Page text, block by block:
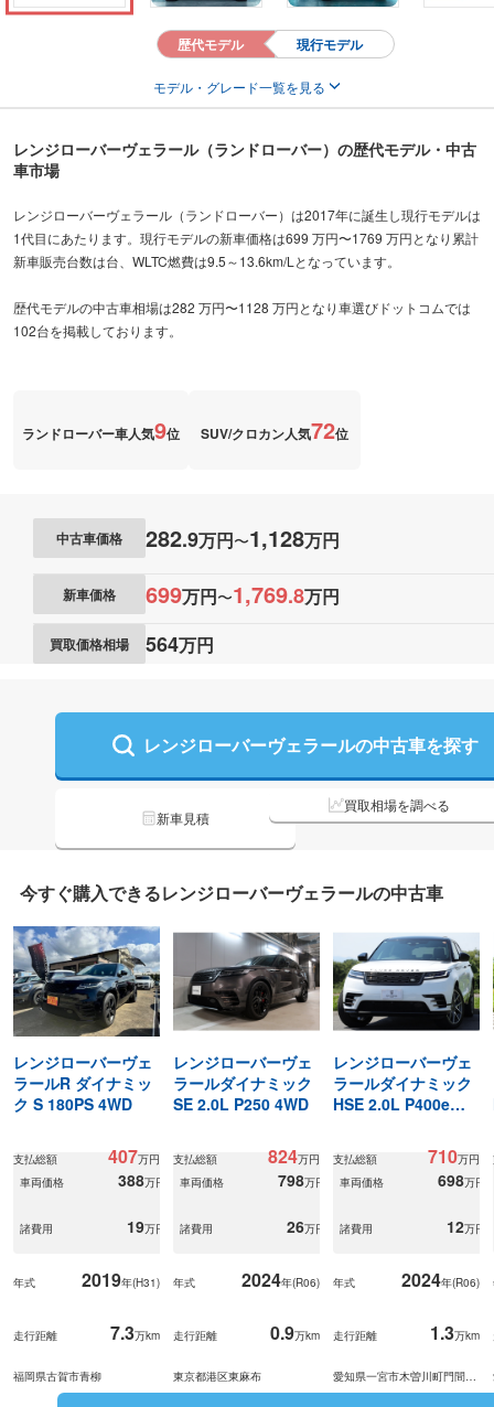
歴代モデル 現行モデル
モデル・グレード一覧を見る
レンジローバーヴェラール（ランドローバー）の歴代モデル・中古
車市場
レンジローバーヴェラール（ランドローバー）は2017年に誕生し現行モデルは
1代目にあたります。現行モデルの新車価格は699 万円〜1769 万円となり累計
新車販売台数は台、WLTC燃費は9.5～13.6km/Lとなっています。
歴代モデルの中古車相場は282 万円〜1128 万円となり車選びドットコムでは
102台を掲載しております。
ランドローバー車人気9位 SUV/クロカン人気72位
中古車価格 282.9万円〜1,128万円
新車価格 699万円〜1,769.8万円
買取価格相場 564万円
レンジローバーヴェラールの中古車を探す
新車見積
買取相場を調べる
今すぐ購入できるレンジローバーヴェラールの中古車
レンジローバーヴェ
ラールR ダイナミッ
ク S 180PS 4WD
支払総額 407万円
車両価格
388万円
諸費用 19万円
年式 2019年(H31)
走行距離 7.3万km
福岡県古賀市青柳
レンジローバーヴェ
ラールダイナミック
SE 2.0L P250 4WD
支払総額 824万円
車両価格
798万円
諸費用 26万円
年式 2024年(R06)
走行距離 0.9万km
東京都港区東麻布
レンジローバーヴェ
ラールダイナミック
HSE 2.0L P400e
グレード/404ps
支払総額 710万円
車両価格
698万円
諸費用 12万円
年式 2024年(R06)
走行距離 1.3万km
愛知県一宮市木曽川町門間大
坪